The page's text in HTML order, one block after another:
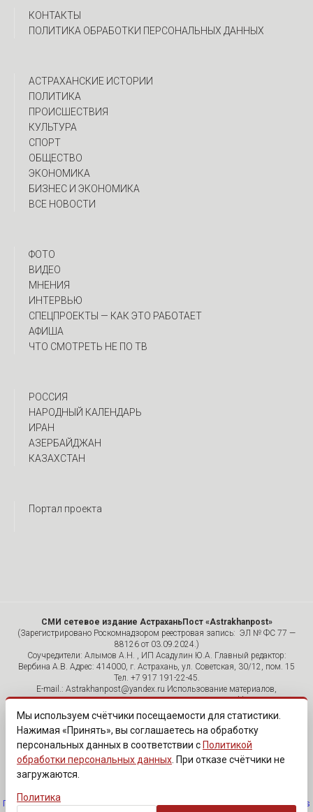
КОНТАКТЫ
ПОЛИТИКА ОБРАБОТКИ ПЕРСОНАЛЬНЫХ ДАННЫХ
АСТРАХАНСКИЕ ИСТОРИИ
ПОЛИТИКА
ПРОИСШЕСТВИЯ
КУЛЬТУРА
СПОРТ
ОБЩЕСТВО
ЭКОНОМИКА
БИЗНЕС И ЭКОНОМИКА
ВСЕ НОВОСТИ
ФОТО
ВИДЕО
МНЕНИЯ
ИНТЕРВЬЮ
CПЕЦПРОЕКТЫ — КАК ЭТО РАБОТАЕТ
АФИША
ЧТО СМОТРЕТЬ НЕ ПО ТВ
РОССИЯ
НАРОДНЫЙ КАЛЕНДАРЬ
ИРАН
АЗЕРБАЙДЖАН
КАЗАХСТАН
Портал проекта
СМИ сетевое издание АстраханьПост «Astrakhanpost»
(Зарегистрировано Роскомнадзором реестровая запись: ЭЛ № ФС 77 —
88126 от 03.09.2024.)
Соучредители: Алымов А.Н. , ИП Асадулин Ю.А. Главный редактор:
Вербина А.В. Адрес: 414000, г. Астрахань, ул. Советская, 30/12, пом. 15
Тел. +7 917 191-22-45.
E-mail.: Astrakhanpost@yandex.ru Использование материалов,
размещенных на страницах сетевого издания «Astrakhanpost»,
допускается исключительно с указанием источника и публикацией
активной гиперссылки на портал Astrakhanpost.ru. Комментарии
читателей сайта размещаются без предварительного редактирования.
Редакция оставляет за собой право удалить их с сайта или
отредактировать, если указанные сообщения нарушают законы РФ.
«САЙТ ПРЕДНАЗНАЧЕН ДЛЯ АУДИТОРИИ 18+»
Политика обработки персональных данных·Изменить согласие на cookies
Мы используем счётчики посещаемости для статистики.
Нажимая «Принять», вы соглашаетесь на обработку
персональных данных в соответствии с Политикой
обработки персональных данных . При отказе счётчики не
загружаются.
Политика